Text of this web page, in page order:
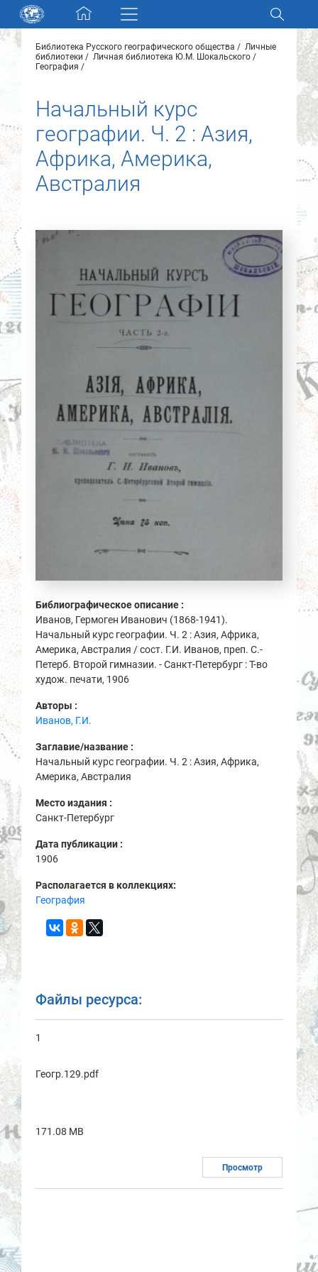
Skip navigation
Разделы и коллекции
Новости
О нас
Контакты
Партнеры
Найти
Библиотека Русского географического общества
Личные
библиотеки
Личная библиотека Ю.М. Шокальского
География
Начальный курс
географии. Ч. 2 : Азия,
Африка, Америка,
Австралия
Библиографическое описание :
Иванов, Гермоген Иванович (1868-1941).
Начальный курс географии. Ч. 2 : Азия, Африка,
Америка, Австралия / сост. Г.И. Иванов, преп. С.-
Петерб. Второй гимназии. - Санкт-Петербург : Т-во
худож. печати, 1906
Авторы :
Иванов, Г.И.
Заглавие/название :
Начальный курс географии. Ч. 2 : Азия, Африка,
Америка, Австралия
Место издания :
Санкт-Петербург
Дата публикации :
1906
Располагается в коллекциях:
География
Файлы ресурса:
1
Геогр.129.pdf
171.08 MB
Просмотр